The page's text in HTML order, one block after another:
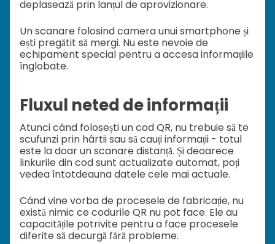
deplasează prin lanțul de aprovizionare.
Un scanare folosind camera unui smartphone și
ești pregătit să mergi. Nu este nevoie de
echipament special pentru a accesa informațiile
înglobate.
Fluxul neted de informații
Atunci când folosești un cod QR, nu trebuie să te
scufunzi prin hârtii sau să cauți informații - totul
este la doar un scanare distanță. Și deoarece
linkurile din cod sunt actualizate automat, poți
vedea întotdeauna datele cele mai actuale.
Când vine vorba de procesele de fabricație, nu
există nimic ce codurile QR nu pot face. Ele au
capacitățile potrivite pentru a face procesele
diferite să decurgă fără probleme.